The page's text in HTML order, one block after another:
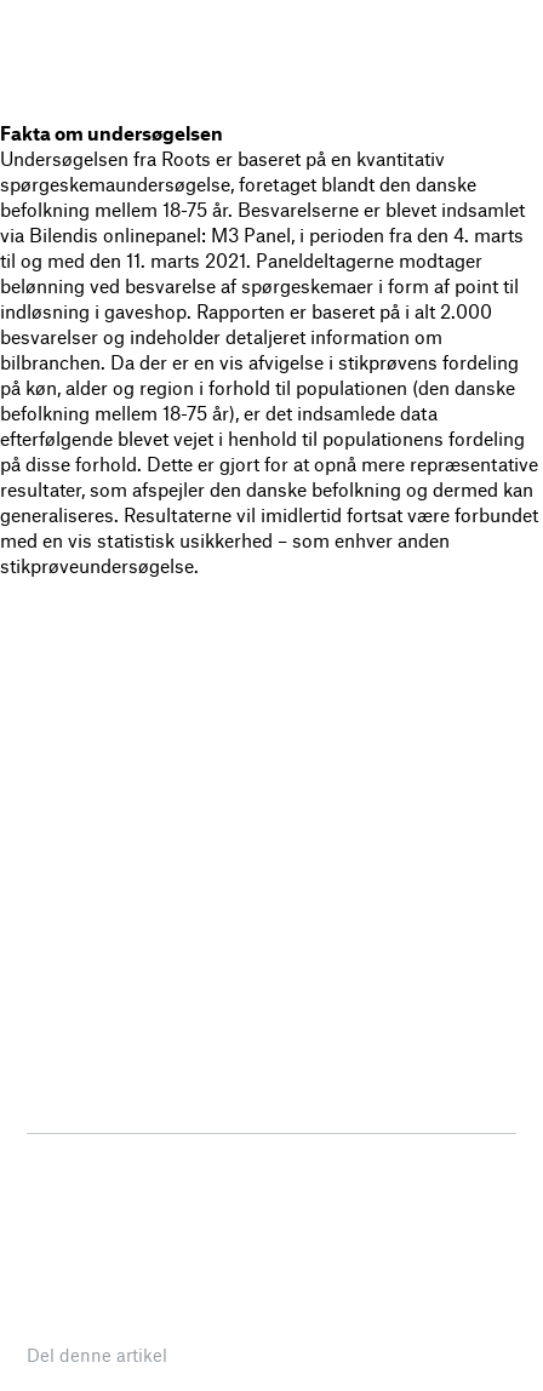
Fakta om undersøgelsen
Undersøgelsen fra Roots er baseret på en kvantitativ
spørgeskemaundersøgelse, foretaget blandt den danske
befolkning mellem 18-75 år. Besvarelserne er blevet indsamlet
via Bilendis onlinepanel: M3 Panel, i perioden fra den 4. marts
til og med den 11. marts 2021. Paneldeltagerne modtager
belønning ved besvarelse af spørgeskemaer i form af point til
indløsning i gaveshop. Rapporten er baseret på i alt 2.000
besvarelser og indeholder detaljeret information om
bilbranchen. Da der er en vis afvigelse i stikprøvens fordeling
på køn, alder og region i forhold til populationen (den danske
befolkning mellem 18-75 år), er det indsamlede data
efterfølgende blevet vejet i henhold til populationens fordeling
på disse forhold. Dette er gjort for at opnå mere repræsentative
resultater, som afspejler den danske befolkning og dermed kan
generaliseres. Resultaterne vil imidlertid fortsat være forbundet
med en vis statistisk usikkerhed – som enhver anden
stikprøveundersøgelse.
Del denne artikel